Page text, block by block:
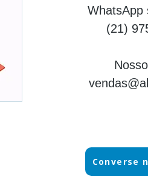
WhatsApp
(21)
Converse